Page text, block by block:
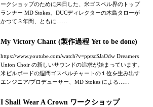
ークショップのために来日した、米ゴスペル界のトップ
ランナー MD Stokes。DUCディレクターの木島タローが
かつて３年間、ともに……
My Victory Chant (製作過程 Yet to be done)
https://www.youtube.com/watch?v=pptscSJaOdw Dreamers
Union Choir の新しいサウンドの追求が始まっています。
米ビルボードの週間ゴスペルチャートの１位を生み出す
エンジニア/プロデューサー、MD Stokes による……
I Shall Wear A Crown ワークショップ